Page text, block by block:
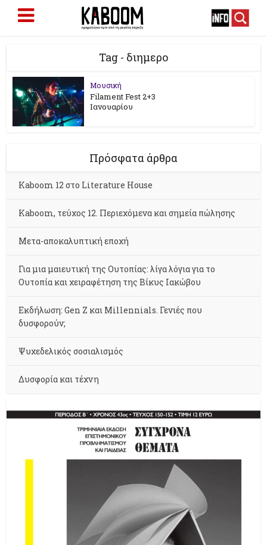
Tag - διημερο
Μουσική
Filament Fest 2+3
Ιανουαρίου
Πρόσφατα άρθρα
Kaboom 12 στο Literature House
Kaboom, τεύχος 12. Περιεχόμενα και σημεία πώλησης
Μετα-αποκαλυπτική εποχή
Για μια μαιευτική της Ουτοπίας: λίγα λόγια για το
Ουτοπία και χειραφέτηση της Βίκυς Ιακώβου
Εκδήλωση: Gen Z και Millennials. Γενιές που
δυσφορούν;
Ψυχεδελικός σοσιαλισμός
Δυσφορία και τέχνη